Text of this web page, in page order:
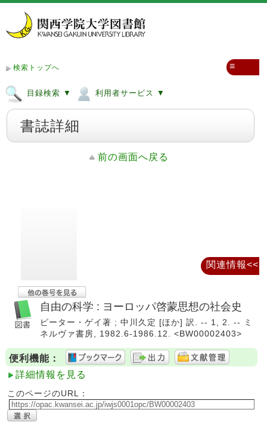
検索トップへ
目録検索 ▼ 利用者サービス ▼
≡
書誌詳細
前の画面へ戻る
自由の科学 : ヨーロッパ啓蒙思想の社会史
ピーター・ゲイ著 ; 中川久定 [ほか] 訳. -- 1, 2. -- ミ
ネルヴァ書房, 1982.6-1986.12. <BW00002403>
便利機能：
詳細情報を見る
このページのURL：
関連情報<<